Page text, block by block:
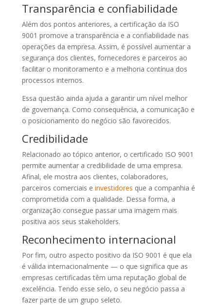
Transparência e confiabilidade
Além dos pontos anteriores, a certificação da ISO
9001 promove a transparência e a confiabilidade nas
operações da empresa. Assim, é possível aumentar a
segurança dos clientes, fornecedores e parceiros ao
facilitar o monitoramento e a melhoria contínua dos
processos internos.
Essa questão ainda ajuda a garantir um nível melhor
de governança. Como consequência, a comunicação e
o posicionamento do negócio são favorecidos.
Credibilidade
Relacionado ao tópico anterior, o certificado ISO 9001
permite aumentar a credibilidade de uma empresa.
Afinal, ele mostra aos clientes, colaboradores,
parceiros comerciais e investidores que a companhia é
comprometida com a qualidade. Dessa forma, a
organização consegue passar uma imagem mais
positiva aos seus stakeholders.
Reconhecimento internacional
Por fim, outro aspecto positivo da ISO 9001 é que ela
é válida internacionalmente — o que significa que as
empresas certificadas têm uma reputação global de
excelência. Tendo esse selo, o seu negócio passa a
fazer parte de um grupo seleto.